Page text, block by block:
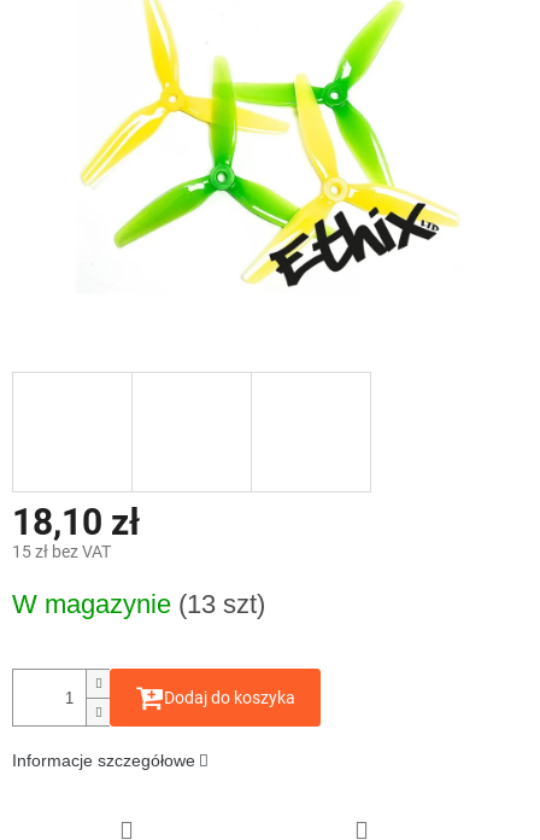
18,10 zł
15 zł bez VAT
jednostkowa:
W magazynie (13 szt)
Dodaj do koszyka
Informacje szczegółowe